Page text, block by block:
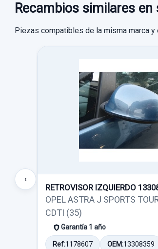
Recambios similares en
Piezas compatibles de la misma marca
‹
RETROVISOR IZQUIERDO
OPEL ASTRA J SPORTS
CDTI (35)
Garantía 1 año
Ref:1178607 OEM:13308359